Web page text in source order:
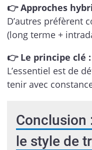
👉 Approches
D’autres préfèrent
(long terme +
👉 Le principe clé :
L’essentiel est de
tenir avec
Conclusion
le style de